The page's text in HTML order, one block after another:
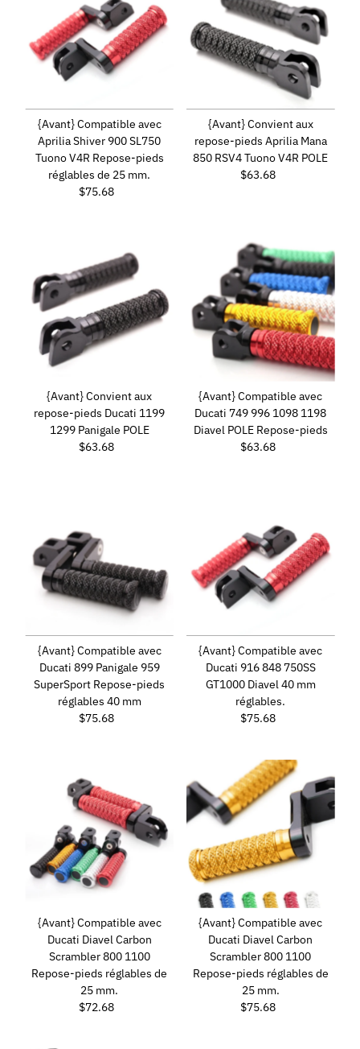
{Avant} Compatible avec
Aprilia Shiver 900 SL750
Tuono V4R Repose-pieds
réglables de 25 mm.
Prix
$75.68
{Avant} Convient aux
repose-pieds Aprilia Mana
850 RSV4 Tuono V4R POLE
Prix
$63.68
{Avant} Convient aux
repose-pieds Ducati 1199
1299 Panigale POLE
Prix
$63.68
{Avant} Compatible avec
Ducati 749 996 1098 1198
Diavel POLE Repose-pieds
Prix
$63.68
{Avant} Compatible avec
Ducati 899 Panigale 959
SuperSport Repose-pieds
réglables 40 mm
Prix
$75.68
{Avant} Compatible avec
Ducati 916 848 750SS
GT1000 Diavel 40 mm
réglables.
Prix
$75.68
{Avant} Compatible avec
Ducati Diavel Carbon
Scrambler 800 1100
Repose-pieds réglables de
25 mm.
Prix
$72.68
{Avant} Compatible avec
Ducati Diavel Carbon
Scrambler 800 1100
Repose-pieds réglables de
25 mm.
Prix
$75.68